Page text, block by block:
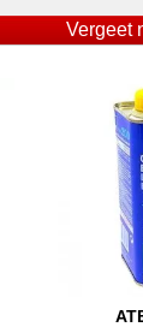
Vergeet